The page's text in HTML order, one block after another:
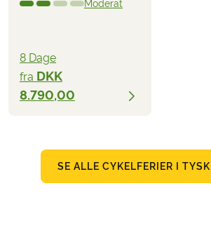
Moderat
8 Dage
fra DKK
8.790,00
SE ALLE CYKELFERIER I